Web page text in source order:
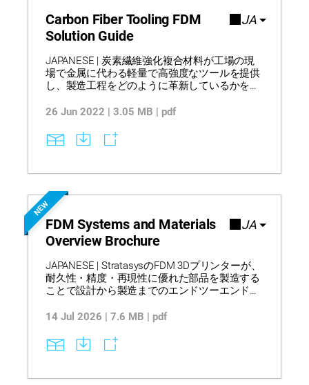
Carbon Fiber Tooling FDM
Solution Guide
JA
JAPANESE | 炭素繊維強化複合材料が工場の現
場で金属に代わる軽量で高強度なツールを提供
し、製造工程をどのように革新しているかをご
を最大90%短縮し、材料の無駄と労力を削減し
FDM複合材料が金属製ツールを置き換え、設計
の反復を加速し、作業の快適性を向上させる実
は機械翻訳されています。
26 Jun 2022 | 3.05 MB | pdf
NEW
FDM Systems and Materials
Overview Brochure
JA
JAPANESE | StratasysのFDM 3Dプリンターが、
耐久性・精度・再現性に優れた部品を製造する
ことで設計から製造までのエンドツーエンドの
しながら当日中の反復設計を可能にする方法を
から産業用システムまでを網羅し、標準、エン
ジニアリング、高性能といった幅広い熱可塑性
での用途に対応し、強度、耐久性、寸法安定性
14 Jul 2026 | 7.6 MB | pdf